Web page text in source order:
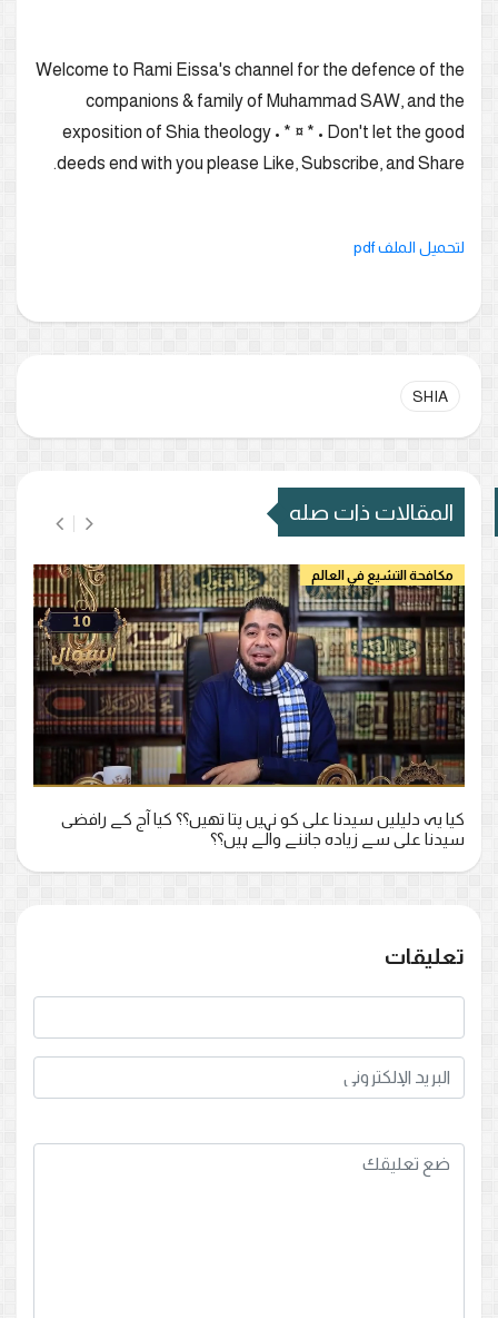
Welcome to Rami Eissa's channel for the defence of the
companions & family of Muhammad SAW, and the
exposition of Shia theology • * ¤ * • Don't let the good
deeds end with you please Like, Subscribe, and Share.
لتحميل الملف pdf
SHIA
المقالات ذات صله
مكافحة التشيع في العالم
کیا یہ دلیلیں سیدنا علی کو نہیں پتا تھیں؟؟ کیا آج کے رافضی
سیدنا علی سے زیادہ جاننے والے ہیں؟؟
تعليقات